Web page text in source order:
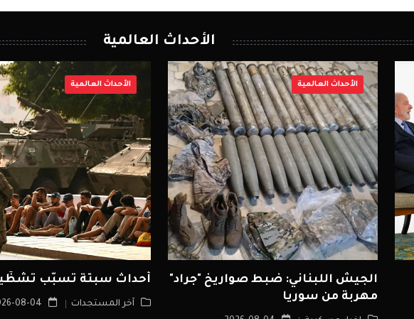
الأحداث العالمية
الأحداث العالمية
الجيش اللبناني: ضبط صواريخ "جراد"
مهربة من سوريا
الأحداث العالمية
أحداث سبتة تسبّب تشظّياً
آخر المستجدات